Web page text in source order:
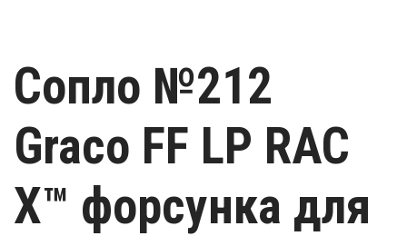
Сопло №212
Graco FF LP RAC
X™ форсунка для